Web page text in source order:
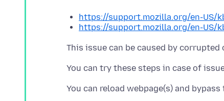
https://support.mozilla.org/en-US/
https://support.mozilla.org/en-US/